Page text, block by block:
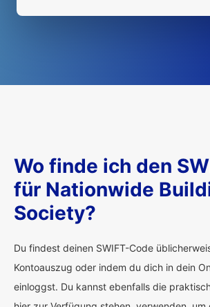
Wo finde ich den
für Nationwide
Society?
Du findest deinen SWIFT-Code
Kontoauszug oder indem du dich in dein
einloggst. Du kannst ebenfalls die